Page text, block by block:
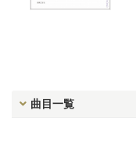
曲目一覧